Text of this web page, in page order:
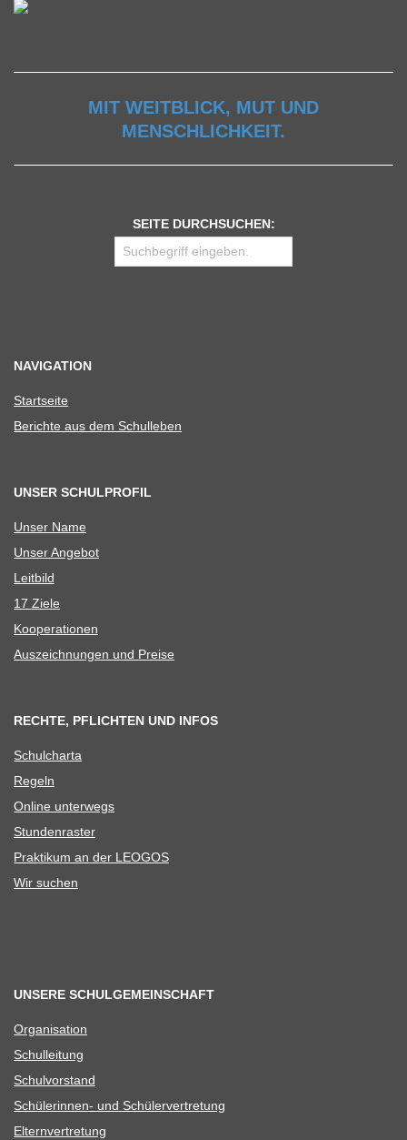
MIT WEITBLICK, MUT UND
MENSCHLICHKEIT.
SEITE DURCHSUCHEN:
NAVIGATION
Start­seite
Berichte aus dem Schulleben
UNSER SCHULPROFIL
Unser Name
Unser Ange­bot
Leit­bild
17 Ziele
Koope­ra­tio­nen
Aus­zeich­nun­gen und Preise
RECHTE, PFLICHTEN UND INFOS
Schul­charta
Regeln
Online unter­wegs
Stun­den­ras­ter
Prak­ti­kum an der LEOGOS
Wir suchen
UNSERE SCHULGEMEINSCHAFT
Orga­ni­sa­tion
Schul­lei­tung
Schul­vor­stand
Schü­le­rin­nen- und Schülervertretung
Eltern­ver­tre­tung